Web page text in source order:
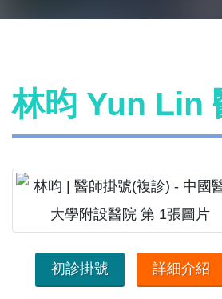
林昀 Yun Lin
初診掛號 詳細介紹